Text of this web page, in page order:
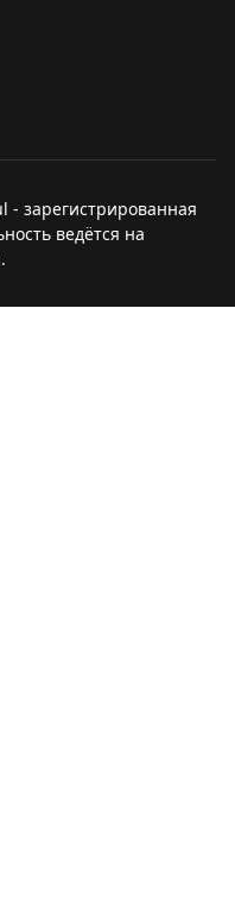
зарегистрированная
ведётся на